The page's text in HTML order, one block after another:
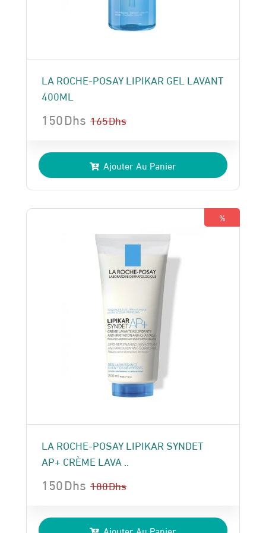
LA ROCHE-POSAY LIPIKAR GEL LAVANT
400ML
165Dhs
prix
initial
était :
165 Dhs.
150Dhs
prix
actuel
est :
150 Dhs.
Ajouter Au Panier
%
LA ROCHE-POSAY LIPIKAR SYNDET
AP+ CRÈME LAVA ..
180Dhs
prix
150Dhs
prix